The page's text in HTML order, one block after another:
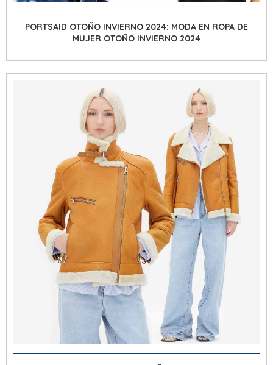
PORTSAID OTOÑO INVIERNO 2024: MODA EN ROPA DE
MUJER OTOÑO INVIERNO 2024